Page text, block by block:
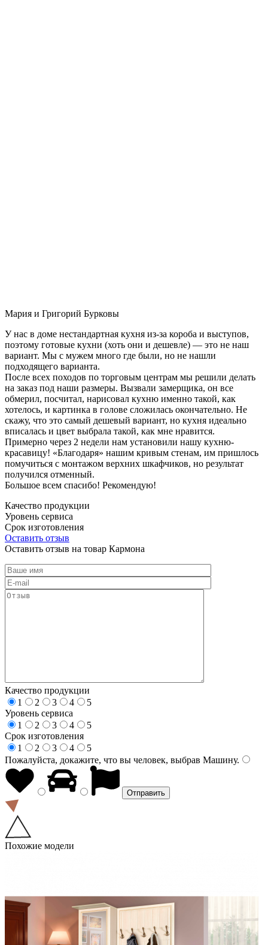
Мария и Григорий Бурковы
У нас в доме нестандартная кухня из-за короба и выступов,
поэтому готовые кухни (хоть они и дешевле) — это не наш
вариант. Мы с мужем много где были, но не нашли
подходящего варианта.
После всех походов по торговым центрам мы решили делать
на заказ под наши размеры. Вызвали замерщика, он все
обмерил, посчитал, нарисовал кухню именно такой, как
хотелось, и картинка в голове сложилась окончательно. Не
скажу, что это самый дешевый вариант, но кухня идеально
вписалась и цвет выбрала такой, как мне нравится.
Примерно через 2 недели нам установили нашу кухню-
красавицу! «Благодаря» нашим кривым стенам, им пришлось
помучиться с монтажом верхних шкафчиков, но результат
получился отменный.
Большое всем спасибо! Рекомендую!
Качество продукции
Уровень сервиса
Срок изготовления
Оставить отзыв
Оставить отзыв на товар Кармона
Качество продукции
1
2 3 4
5
Уровень сервиса
1
2 3 4
5
Срок изготовления
1
2 3 4
5
Пожалуйста, докажите, что вы человек, выбрав Машину.
Похожие модели